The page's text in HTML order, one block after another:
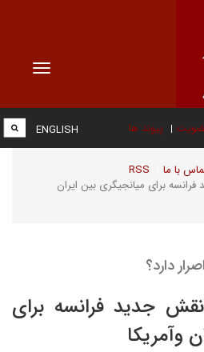
Toggle
پیوند ها
با ما RSS
ENGLISH
برای میانجیگری بین ایران
دارد؟
جدید فرانسه برای
وآمریکا